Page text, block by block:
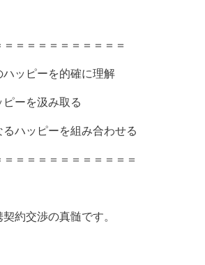
＝＝＝＝＝＝＝＝＝＝
ッピーを的確に理解
ーを汲み取る
ハッピーを組み合わせる
＝＝＝＝＝＝＝＝＝＝＝
約交渉の真髄です。